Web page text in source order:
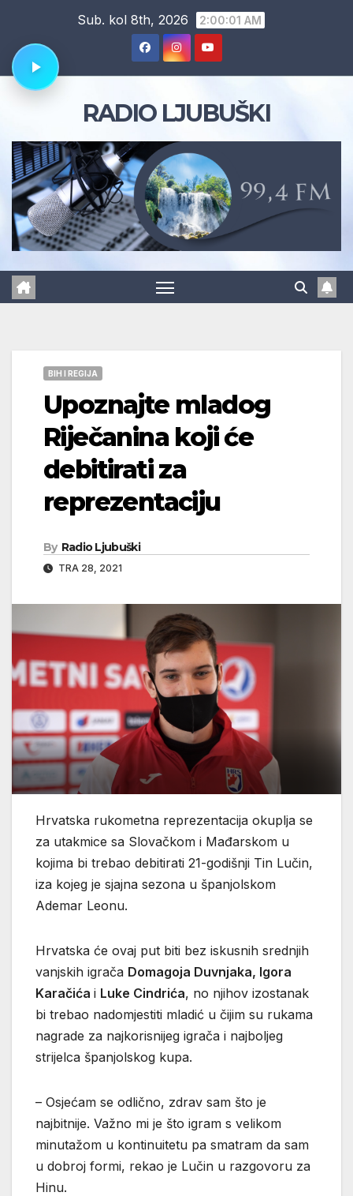
content
Sub. kol 8th, 2026 2:00:02 AM
RADIO LJUBUŠKI
BIH I REGIJA
Upoznajte mladog
Riječanina koji će
debitirati za
reprezentaciju
By Radio Ljubuški
TRA 28, 2021
Hrvatska rukometna reprezentacija okuplja se
za utakmice sa Slovačkom i Mađarskom u
kojima bi trebao debitirati 21-godišnji Tin Lučin,
iza kojeg je sjajna sezona u španjolskom
Ademar Leonu.
Hrvatska će ovaj put biti bez iskusnih srednjih
vanjskih igrača Domagoja Duvnjaka, Igora
Karačića i Luke Cindrića, no njihov izostanak
bi trebao nadomjestiti mladić u čijim su rukama
nagrade za najkorisnijeg igrača i najboljeg
strijelca španjolskog kupa.
– Osjećam se odlično, zdrav sam što je
najbitnije. Važno mi je što igram s velikom
minutažom u kontinuitetu pa smatram da sam
u dobroj formi, rekao je Lučin u razgovoru za
Hinu.